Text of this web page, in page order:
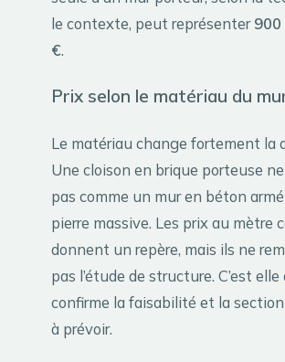
le contexte, peut représenter900
€.
Prix selon le matériau du
Le matériau change fortement la
Une cloison en brique porteuse
pas comme un mur en béton
pierre massive. Les prix au mètre
donnent un repère, mais ils ne
pas l’étude de structure. C’est elle
confirme la faisabilité et la
à prévoir.